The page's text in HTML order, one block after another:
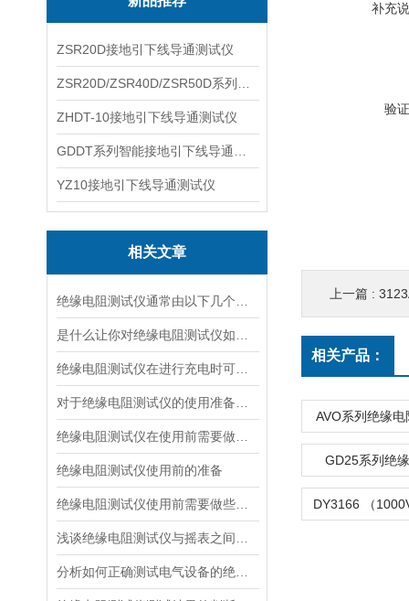
ZSR20D接地引下线导通测试仪
ZHDT-10接地引下线导通测试仪
YZ10接地引下线导通测试仪
相关文章
绝缘电阻测试仪使用前的准备
补充
验
上一篇 :
相关产品：
AVO系列绝缘
GD25系列绝